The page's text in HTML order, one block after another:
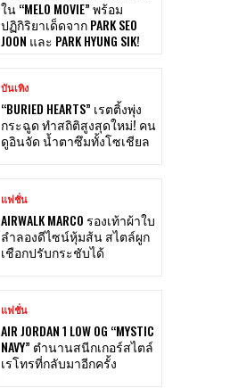
ใน “MELO MOVIE” พร้อม
ปฏิกิริยาเด็ดจาก PARK SEO
JOON และ PARK HYUNG SIK!
บันเทิง
“BURIED HEARTS” เรตติ้งพุ่ง
กระฉูด ทำสถิติสูงสุดใหม่! คน
ดูอินจัด น้ำตาซึมทั้งโซเชียล
แฟชั่น
AIRWALK MARCO รองเท้าผ้าใบ
ลำลองดีไซน์หุ้มส้น สไตล์ผูก
เชือกปรับกระชับได้
แฟชั่น
AIR JORDAN 1 LOW OG “MYSTIC
NAVY” ตำนานสนีกเกอร์สไตล์
เรโทรที่กลับมาอีกครั้ง